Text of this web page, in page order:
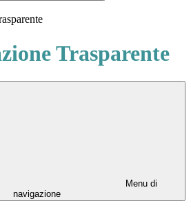
Trasparente
Menu di
navigazione